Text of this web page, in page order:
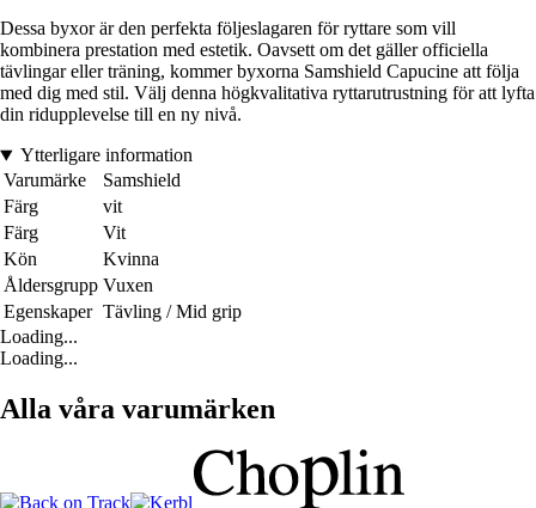
Dessa byxor är den perfekta följeslagaren för ryttare som vill
kombinera prestation med estetik. Oavsett om det gäller officiella
tävlingar eller träning, kommer byxorna Samshield Capucine att följa
med dig med stil. Välj denna högkvalitativa ryttarutrustning för att lyfta
din ridupplevelse till en ny nivå.
Ytterligare information
Varumärke
Samshield
Färg
vit
Färg
Vit
Kön
Kvinna
Åldersgrupp Vuxen
Egenskaper Tävling / Mid grip
Loading...
Loading...
Alla våra varumärken